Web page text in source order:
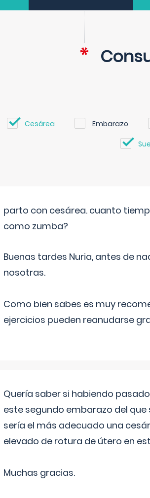
Cesárea Embarazo
parto con cesárea. cuanto
como zumba?
Buenas tardes Nuria, antes de
nosotras.
Como bien sabes es muy
ejercicios pueden reanudarse
Quería saber si habiendo
este segundo embarazo del
sería el más adecuado una
elevado de rotura de útero en
Muchas gracias.